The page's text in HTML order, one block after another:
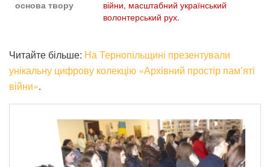
основа твору
війни, масштабний український
волонтерський рух.
Читайте більше: На Тернопільщині презентували
унікальну цифрову колекцію «Архівний простір пам’яті
війни».